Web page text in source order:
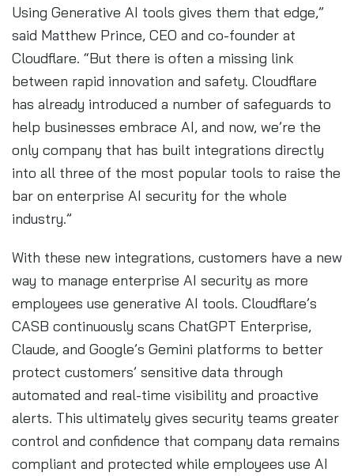
Using Generative AI tools gives them that edge,”
said Matthew Prince, CEO and co-founder at
Cloudflare. “But there is often a missing link
between rapid innovation and safety. Cloudflare
has already introduced a number of safeguards to
help businesses embrace AI, and now, we’re the
only company that has built integrations directly
into all three of the most popular tools to raise the
bar on enterprise AI security for the whole
industry.”
With these new integrations, customers have a new
way to manage enterprise AI security as more
employees use generative AI tools. Cloudflare’s
CASB continuously scans ChatGPT Enterprise,
Claude, and Google’s Gemini platforms to better
protect customers’ sensitive data through
automated and real-time visibility and proactive
alerts. This ultimately gives security teams greater
control and confidence that company data remains
compliant and protected while employees use AI